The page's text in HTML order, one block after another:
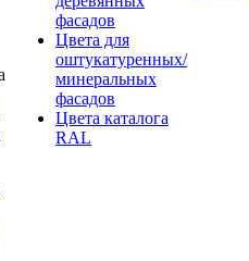
фасадов
Цвета для
оштукатуренных/
минеральных
фасадов
Цвета каталога
RAL